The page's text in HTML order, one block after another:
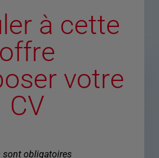
à cette
offre
votre
CV
sont obligatoires